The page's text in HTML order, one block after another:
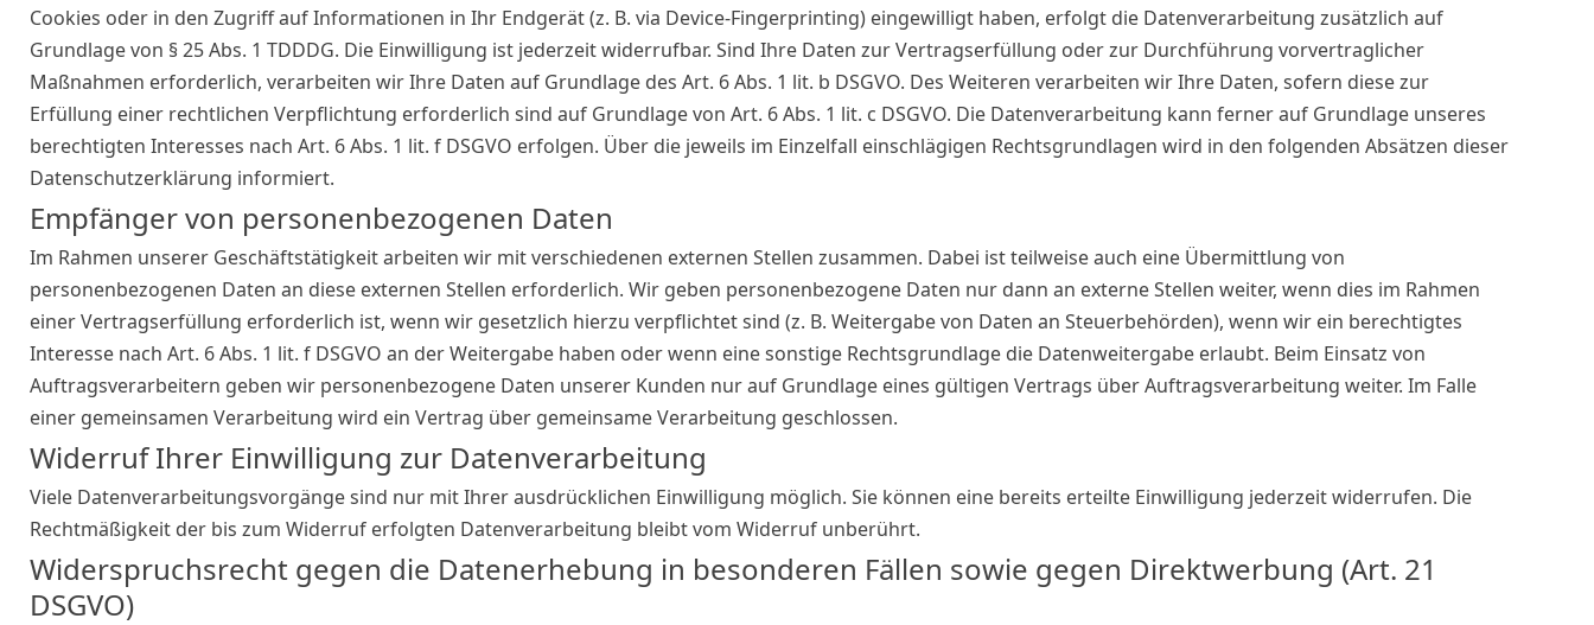
Cookies oder in den Zugriff auf Informationen in Ihr Endgerät (z. B. via Device-Fingerprinting) eingewilligt haben, erfolgt die Datenverarbeitung zusätzlich auf
Grundlage von § 25 Abs. 1 TDDDG. Die Einwilligung ist jederzeit widerrufbar. Sind Ihre Daten zur Vertragserfüllung oder zur Durchführung vorvertraglicher
Maßnahmen erforderlich, verarbeiten wir Ihre Daten auf Grundlage des Art. 6 Abs. 1 lit. b DSGVO. Des Weiteren verarbeiten wir Ihre Daten, sofern diese zur
Erfüllung einer rechtlichen Verpflichtung erforderlich sind auf Grundlage von Art. 6 Abs. 1 lit. c DSGVO. Die Datenverarbeitung kann ferner auf Grundlage unseres
berechtigten Interesses nach Art. 6 Abs. 1 lit. f DSGVO erfolgen. Über die jeweils im Einzelfall einschlägigen Rechtsgrundlagen wird in den folgenden Absätzen dieser
Datenschutzerklärung informiert.
Empfänger von personenbezogenen Daten
Im Rahmen unserer Geschäftstätigkeit arbeiten wir mit verschiedenen externen Stellen zusammen. Dabei ist teilweise auch eine Übermittlung von
personenbezogenen Daten an diese externen Stellen erforderlich. Wir geben personenbezogene Daten nur dann an externe Stellen weiter, wenn dies im Rahmen
einer Vertragserfüllung erforderlich ist, wenn wir gesetzlich hierzu verpflichtet sind (z. B. Weitergabe von Daten an Steuerbehörden), wenn wir ein berechtigtes
Interesse nach Art. 6 Abs. 1 lit. f DSGVO an der Weitergabe haben oder wenn eine sonstige Rechtsgrundlage die Datenweitergabe erlaubt. Beim Einsatz von
Auftragsverarbeitern geben wir personenbezogene Daten unserer Kunden nur auf Grundlage eines gültigen Vertrags über Auftragsverarbeitung weiter. Im Falle
einer gemeinsamen Verarbeitung wird ein Vertrag über gemeinsame Verarbeitung geschlossen.
Widerruf Ihrer Einwilligung zur Datenverarbeitung
Viele Datenverarbeitungsvorgänge sind nur mit Ihrer ausdrücklichen Einwilligung möglich. Sie können eine bereits erteilte Einwilligung jederzeit widerrufen. Die
Rechtmäßigkeit der bis zum Widerruf erfolgten Datenverarbeitung bleibt vom Widerruf unberührt.
Widerspruchsrecht gegen die Datenerhebung in besonderen Fällen sowie gegen Direktwerbung (Art. 21
DSGVO)